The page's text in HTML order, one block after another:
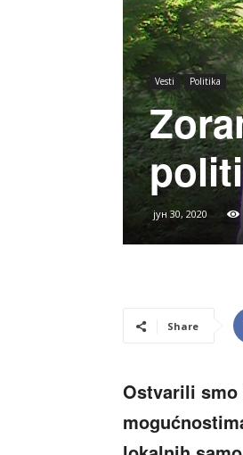
Vesti Politika
јун 30, 2020
Share
Ostvarili smo